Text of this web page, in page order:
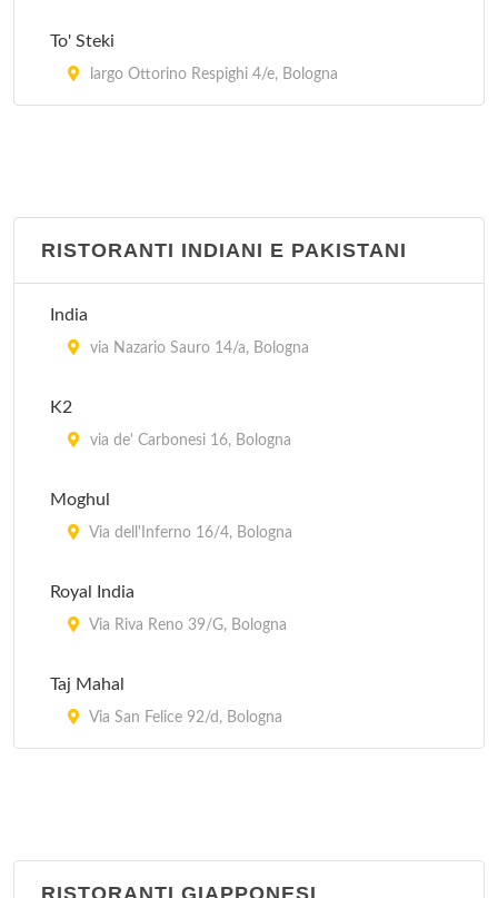
To' Steki
largo Ottorino Respighi 4/e, Bologna
RISTORANTI INDIANI E PAKISTANI
India
via Nazario Sauro 14/a, Bologna
K2
via de' Carbonesi 16, Bologna
Moghul
Via dell'Inferno 16/4, Bologna
Royal India
Via Riva Reno 39/G, Bologna
Taj Mahal
Via San Felice 92/d, Bologna
RISTORANTI GIAPPONESI